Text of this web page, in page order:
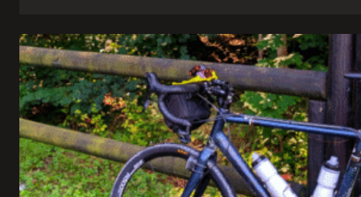
0.10.0